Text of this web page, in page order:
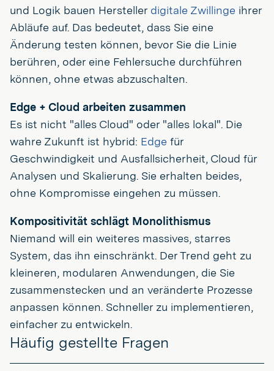
und Logik bauen Hersteller digitale Zwillinge ihrer
Abläufe auf. Das bedeutet, dass Sie eine
Änderung testen können, bevor Sie die Linie
berühren, oder eine Fehlersuche durchführen
können, ohne etwas abzuschalten.
Edge + Cloud arbeiten zusammen
Es ist nicht "alles Cloud" oder "alles lokal". Die
wahre Zukunft ist hybrid: Edge für
Geschwindigkeit und Ausfallsicherheit, Cloud für
Analysen und Skalierung. Sie erhalten beides,
ohne Kompromisse eingehen zu müssen.
Kompositivität schlägt Monolithismus
Niemand will ein weiteres massives, starres
System, das ihn einschränkt. Der Trend geht zu
kleineren, modularen Anwendungen, die Sie
zusammenstecken und an veränderte Prozesse
anpassen können. Schneller zu implementieren,
einfacher zu entwickeln.
Häufig gestellte Fragen